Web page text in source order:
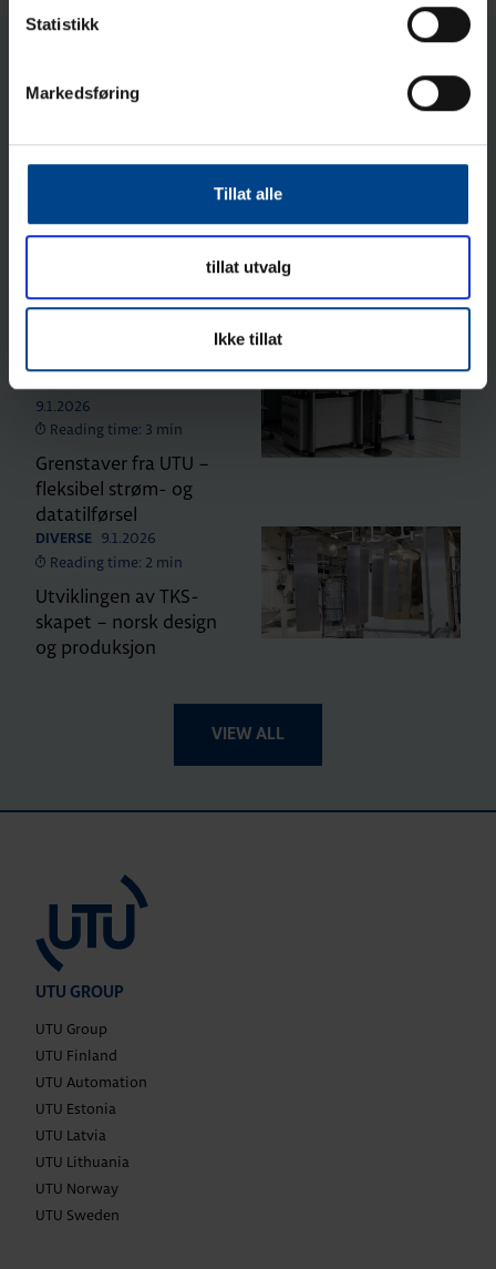
Statistikk
Markedsføring
Tillat alle
tillat utvalg
Ikke tillat
9.2.2026
Hagers stativsystem
9.1.2026
Reading time: 3 min
Grenstaver fra UTU –
fleksibel strøm- og
datatilførsel
DIVERSE
9.1.2026
Reading time: 2 min
Utviklingen av TKS-
skapet – norsk design
og produksjon
VIEW ALL
UTU GROUP
UTU Group
UTU Finland
UTU Automation
UTU Estonia
UTU Latvia
UTU Lithuania
UTU Norway
UTU Sweden